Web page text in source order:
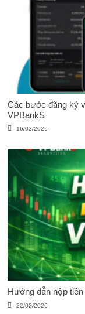
Các bước đăng ký
VPBankS
16/03/2026
Hướng dẫn nộp
22/02/2026